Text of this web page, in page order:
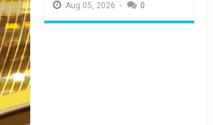
Aug 05, 2026 - 0